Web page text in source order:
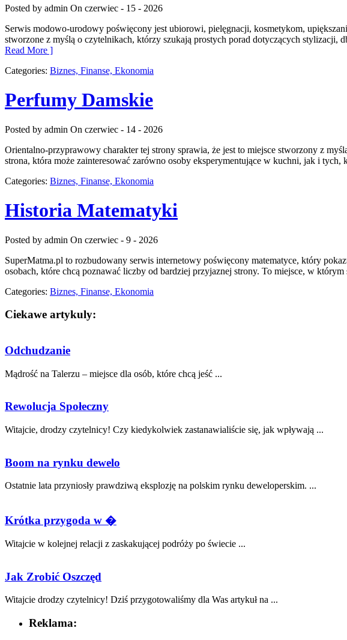
Posted by admin On czerwiec - 15 - 2026
Serwis modowo-urodowy poświęcony jest ubiorowi, pielęgnacji, kosmetykom,
stworzone z myślą o czytelnikach, którzy szukają prostych porad dotyczących stylizacji,
Read More ]
Categories: Biznes, Finanse, Ekonomia
Perfumy Damskie
Posted by admin On czerwiec - 14 - 2026
Orientalno-przyprawowy charakter tej strony sprawia, że jest to miejsce stworzony z
strona, która może zainteresować zarówno osoby eksperymentujące w kuchni, jak i
Categories: Biznes, Finanse, Ekonomia
Historia Matematyki
Posted by admin On czerwiec - 9 - 2026
SuperMatma.pl to rozbudowany serwis internetowy poświęcony matematyce, który
osobach, które chcą poznawać liczby od bardziej przyjaznej strony. To miejsce, w
Categories: Biznes, Finanse, Ekonomia
Ciekawe artykuly:
Odchudzanie
Mądrość na Talerzu – miejsce dla osób, które chcą jeść ...
Rewolucja Społeczny
Witajcie, drodzy czytelnicy!‍ Czy kiedykolwiek​ zastanawialiście się, jak wpływają ...
Boom na rynku dewelo
Ostatnie lata przyniosły prawdziwą eksplozję na polskim rynku deweloperskim. ...
Krótka przygoda w �
Witajcie w kolejnej relacji z zaskakującej podróży po świecie ...
Jak Zrobić Oszczęd
Witajcie drodzy czytelnicy!​ Dziś ⁣przygotowaliśmy dla Was artykuł na ...
Reklama: